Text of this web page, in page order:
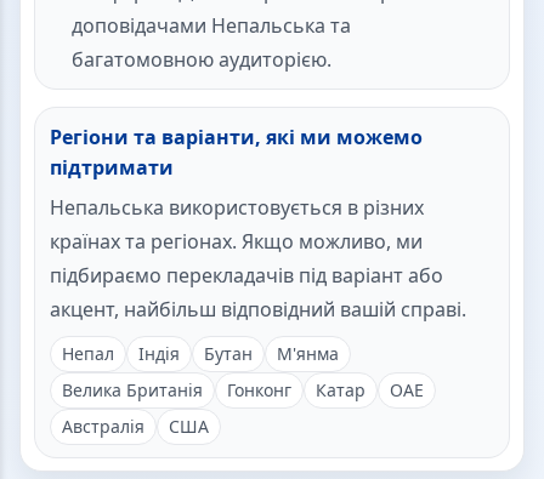
доповідачами Непальська та
багатомовною аудиторією.
Регіони та варіанти, які ми можемо
підтримати
Непальська використовується в різних
країнах та регіонах. Якщо можливо, ми
підбираємо перекладачів під варіант або
акцент, найбільш відповідний вашій справі.
Непал Індія Бутан
М'янма
Велика Британія
Гонконг Катар
ОАЕ
Австралія
США